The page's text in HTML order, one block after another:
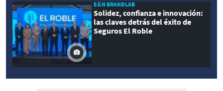
E&N BRANDLAB
Solidez, confianza e innovación:
las claves detrás del éxito de
Seguros El Roble